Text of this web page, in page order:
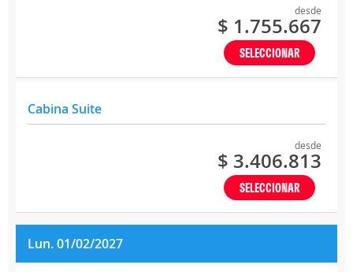
desde
$ 1.755.667
SELECCIONAR
Cabina Suite
desde
$ 3.406.813
SELECCIONAR
Lun. 01/02/2027